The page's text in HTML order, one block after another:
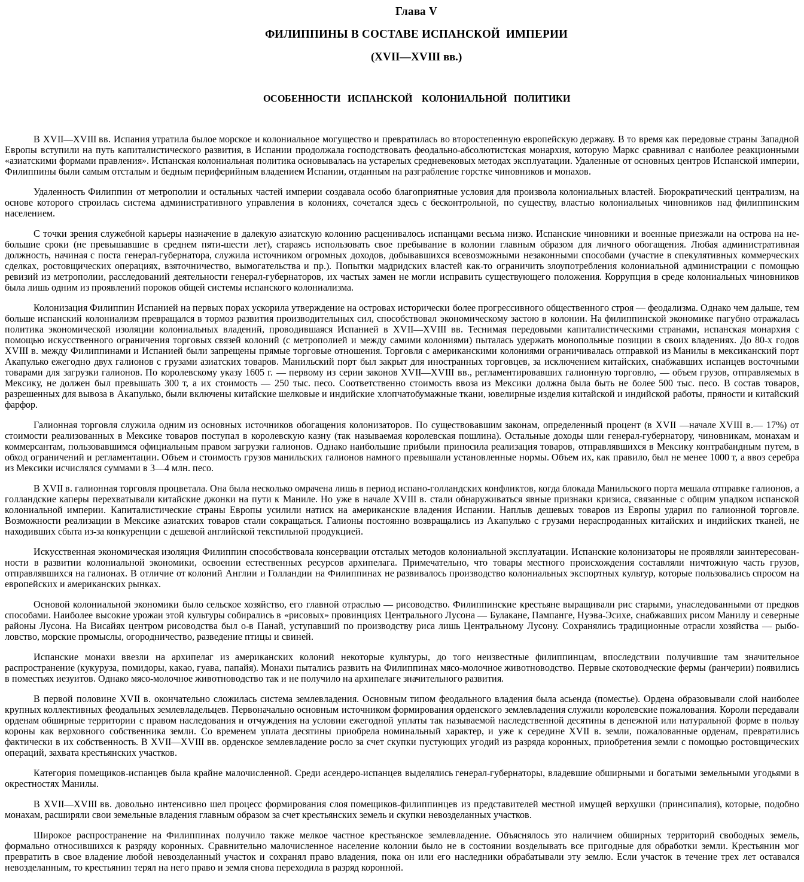
Глава V
ФИЛИППИНЫ В СОСТАВЕ ИСПАНСКОЙ ИМПЕРИИ
(XVII—XVIII вв.)
ОСОБЕННОСТИ ИСПАНСКОЙ КОЛОНИАЛЬНОЙ ПОЛИТИКИ
В XVII—XVIIIвв. Испания утратила былое морское и ко­лониальное могущество и превратилась во второстепенную ев­ропейскую державу. В то время как передовые страны Запад­ной
Европы вступили на путь капиталистического развития, в Испании продолжала господствовать феодально-абсолютистская монархия, которую Маркс сравнивал с наиболее реакционными
«азиатскими формами правления». Испанская колониальная политика основывалась на устарелых средневековых методах эксплуатации. Удаленные от основных центров Испанской импе­рии,
Филиппины были самым отсталым и бедным периферий­ным владением Испании, отданным на разграбление горстке чиновников и монахов.
Удаленность Филиппин от метрополии и остальных ча­стей империи создавала особо благоприятные условия для про­извола колониальных властей. Бюрократический централизм, на
основе которого строилась система административного управления в колониях, сочетался здесь с бесконтрольной, по существу, властью колониальных чиновников над филиппинским
населением.
С точки зрения служебной карьеры назначение в далекую азиатскую колонию расценивалось испанцами весьма низко. Испанские чиновники и военные приезжали на острова на не­
большие сроки (не превышавшие в среднем пяти-шести лет), стараясь использовать свое пребывание в колонии главным об­разом для личного обогащения. Любая административная
должность, начиная с поста генерал-губернатора, служила источником огромных доходов, добывавшихся всевозможными незаконными способами (участие в спекулятивных коммерче­ских
сделках, ростовщических операциях, взяточничество, вы­могательства и пр.). Попытки мадридских властей как-то ограничить злоупотребления колониальной администрации с по­мощью
ревизий из метрополии, расследований деятельности генерал-губернаторов, их частых замен не могли исправить су­ществующего положения. Коррупция в среде колониальных чи­новников
была лишь одним из проявлений пороков общей си­стемы испанского колониализма.
Колонизация Филиппин Испанией на первых порах ускори­ла утверждение на островах исторически более прогрессивного общественного строя — феодализма. Однако чем дальше, тем
больше испанский колониализм превращался в тормоз разви­тия производительных сил, способствовал экономическому за­стою в колонии. На филиппинской экономике пагубно отража­лась
политика экономической изоляции колониальных владе­ний, проводившаяся Испанией в XVII—XVIII вв. Теснимая передовыми капиталистическими странами, испанская монархия с
помощью искусственного ограничения торговых связей колоний (с метрополией и между самими колониями) пыталась удер­жать монопольные позиции в своих владениях. До 80-х годов
XVIII в. между Филиппинами и Испанией были запрещены прямые торговые отношения. Торговля с американскими коло­ниями ограничивалась отправкой из Манилы в мексиканский порт
Акапулько ежегодно двух галионов с грузами азиатских товаров. Манильский порт был закрыт для иностранных тор­говцев, за исключением китайских, снабжавших испанцев во­сточными
товарами для загрузки галионов. По королевскому указу 1605 г. — первому из серии законов XVII—XVIII вв., рег­ламентировавших галионную торговлю, — объем грузов, отправ­ляемых в
Мексику, не должен был превышать 300 т, а их стои­мость — 250 тыс. песо. Соответственно стоимость ввоза из Мек­сики должна была быть не более 500 тыс. песо. В состав това­ров,
разрешенных для вывоза в Акапулько, были включены китайские шелковые и индийские хлопчатобумажные ткани, юве­лирные изделия китайской и индийской работы, пряности и ки­тайский
фарфор.
Галионная торговля служила одним из основных источни­ков обогащения колонизаторов. По существовавшим законам, определенный процент (в XVII—начале XVIII в.— 17%) от
стоимости реализованных в Мексике товаров поступал в коро­левскую казну (так называемая королевская пошлина). Осталь­ные доходы шли генерал-губернатору, чиновникам, монахам и
коммерсантам, пользовавшимся официальным правом загрузки галионов. Однако наибольшие прибыли приносила реализация товаров, отправлявшихся в Мексику контрабандным путем, в
обход ограничений и регламентации. Объем и стоимость грузов манильских галионов намного превышали установленные нормы. Объем их, как правило, был не менее 1000 т, а ввоз сереб­ра
из Мексики исчислялся суммами в 3—4 млн. песо.
В XVII в. галионная торговля процветала. Она была не­сколько омрачена лишь в период испано-голландских конфлик­тов, когда блокада Манильского порта мешала отправке галионов, а
голландские каперы перехватывали китайские джонки на пути к Маниле. Но уже в начале XVIIIв. стали обнаруживать­ся явные признаки кризиса, связанные с общим упадком испан­ской
колониальной империи. Капиталистические страны Евро­пы усилили натиск на американские владения Испании. Наплыв дешевых товаров из Европы ударил по галионной торговле.
Возможности реализации в Мексике азиатских товаров стали сокращаться. Галионы постоянно возвращались из Акапулько с грузами нераспроданных китайских и индийских тканей, не
находивших сбыта из-за конкуренции с дешевой английской текстильной продукцией.
Искусственная экономическая изоляция Филиппин способст­вовала консервации отсталых методов колониальной эксплуа­тации. Испанские колонизаторы не проявляли заинтересован­
ности в развитии колониальной экономики, освоении естествен­ных ресурсов архипелага. Примечательно, что товары местного происхождения составляли ничтожную часть грузов,
отправлявшихся на галионах. В отличие от колоний Англии и Голландии на Филиппинах не развивалось производство коло­ниальных экспортных культур, которые пользовались спросом на
европейских и американских рынках.
Основой колониальной экономики было сельское хозяйство, его главной отраслью — рисоводство. Филиппинские крестьяне выращивали рис старыми, унаследованными от предков
спосо­бами. Наиболее высокие урожаи этой культуры собирались в «рисовых» провинциях Центрального Лусона — Булакане, Пампанге, Нуэва-Эсихе, снабжавших рисом Манилу и северные
районы Лусона. На Висайях центром рисоводства был о-в Панай, уступавший по производству риса лишь Центральному Лу­сону. Сохранялись традиционные отрасли хозяйства — рыбо­
ловство, морские промыслы, огородничество, разведение птицы и свиней.
Испанские монахи ввезли на архипелаг из американских ко­лоний некоторые культуры, до того неизвестные филиппинцам, впоследствии получившие там значительное
распространение (кукуруза, помидоры, какао, гуава, папайя). Монахи пытались развить на Филиппинах мясо-молочное животноводство. Первые скотоводческие фермы (ранчерии) появились
в поместьях иезуитов. Однако мясо-молочное животноводство так и не по­лучило на архипелаге значительного развития.
В первой половине XVIIв. окончательно сложилась система землевладения. Основным типом феодального владения была асьенда (поместье). Ордена образовывали слой наиболее
круп­ных коллективных феодальных землевладельцев. Первоначаль­но основным источником формирования орденского землевла­дения служили королевские пожалования. Короли передавали
орденам обширные территории с правом наследования и от­чуждения на условии ежегодной уплаты так называемой наследственной десятины в денежной или натуральной форме в пользу
короны как верховного собственника земли. Со време­нем уплата десятины приобрела номинальный характер, и уже к середине XVII в. земли, пожалованные орденам, превратились
фактически в их собственность. В XVII—XVIII вв. орденское землевладение росло за счет скупки пустующих угодий из раз­ряда коронных, приобретения земли с помощью ростовщических
операций, захвата крестьянских участков.
Категория помещиков-испанцев была крайне малочисленной. Среди асендеро-испанцев выделялись генерал-губернаторы, владевшие обширными и богатыми земельными угодьями в
ок­рестностях Манилы.
В XVII—XVIIIвв. довольно интенсивно шел процесс форми­рования слоя помещиков-филиппинцев из представителей мест­ной имущей верхушки (принсипалия), которые, подобно
мона­хам, расширяли свои земельные владения главным образом за счет крестьянских земель и скупки невозделанных участков.
Широкое распространение на Филиппинах получило также мелкое частное крестьянское землевладение. Объяснялось это наличием обширных территорий свободных земель,
формально относившихся к разряду коронных. Сравнительно малочислен­ное население колонии было не в состоянии возделывать все пригодные для обработки земли. Крестьянин мог
превратить в свое владение любой невозделанный участок и сохранял право владения, пока он или его наследники обрабатывали эту зем­лю. Если участок в течение трех лет оставался
невозделанным, то крестьянин терял на него право и земля снова переходила в разряд коронной.